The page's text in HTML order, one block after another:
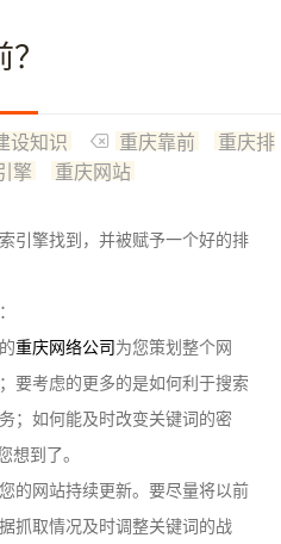
设知识 重庆靠前
重庆排
擎 重庆网站
擎找到，并被赋予一个好的排
重庆网络公司为您策划整个网
要考虑的更多的是如何利于搜索
；如何能及时改变关键词的密
到了。
网站持续更新。要尽量将以前
抓取情况及时调整关键词的战